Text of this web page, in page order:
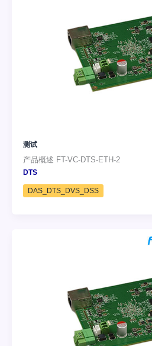
测试
产品概述 FT-VC-DTS-ETH-2
DTS
DAS_DTS_DVS_DSS